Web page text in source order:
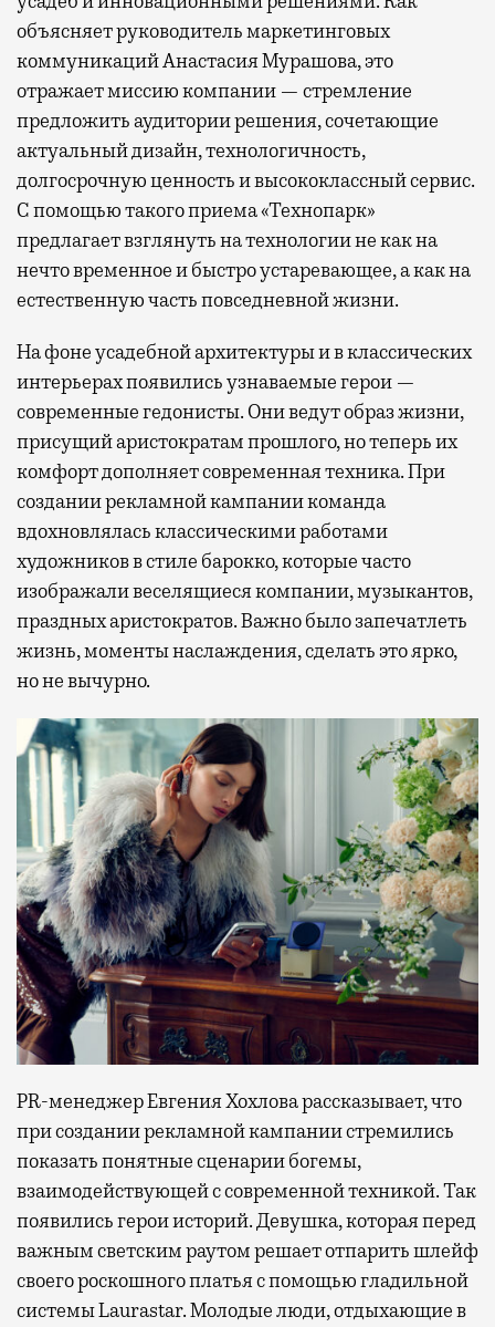
объясняет руководитель маркетинговых
коммуникаций Анастасия Мурашова, это
отражает миссию компании — стремление
предложить аудитории решения, сочетающие
актуальный дизайн, технологичность,
долгосрочную ценность и высококлассный сервис.
С помощью такого приема «Технопарк»
предлагает взглянуть на технологии не как на
нечто временное и быстро устаревающее, а как на
естественную часть повседневной жизни.
На фоне усадебной архитектуры и в классических
интерьерах появились узнаваемые герои —
современные гедонисты. Они ведут образ жизни,
присущий аристократам прошлого, но теперь их
комфорт дополняет современная техника. При
создании рекламной кампании команда
вдохновлялась классическими работами
художников в стиле барокко, которые часто
изображали веселящиеся компании, музыкантов,
праздных аристократов. Важно было запечатлеть
жизнь, моменты наслаждения, сделать это ярко,
но не вычурно.
PR-менеджер Евгения Хохлова рассказывает, что
при создании рекламной кампании стремились
показать понятные сценарии богемы,
взаимодействующей с современной техникой. Так
появились герои историй. Девушка, которая перед
важным светским раутом решает отпарить шлейф
своего роскошного платья с помощью гладильной
системы Laurastar. Молодые люди, отдыхающие в